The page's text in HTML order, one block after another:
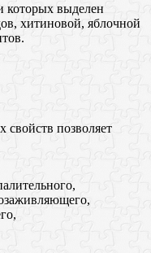
которых выделен
хитиновой, яблочной
позволяет